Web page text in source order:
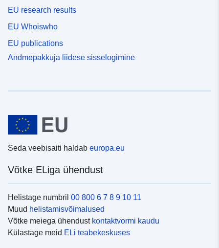
EU research results
EU Whoiswho
EU publications
Andmepakkuja liidese sisselogimine
Seda veebisaiti haldab europa.eu
Võtke ELiga ühendust
Helistage numbril 00 800 6 7 8 9 10 11
Muud helistamisvõimalused
Võtke meiega ühendust kontaktvormi kaudu
Külastage meid ELi teabekeskuses